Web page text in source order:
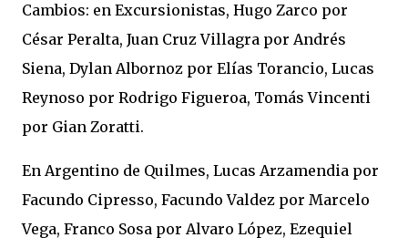
Cambios: en Excursionistas, Hugo Zarco por
César Peralta, Juan Cruz Villagra por Andrés
Siena, Dylan Albornoz por Elías Torancio, Lucas
Reynoso por Rodrigo Figueroa, Tomás Vincenti
por Gian Zoratti.
En Argentino de Quilmes, Lucas Arzamendia por
Facundo Cipresso, Facundo Valdez por Marcelo
Vega, Franco Sosa por Alvaro López, Ezequiel